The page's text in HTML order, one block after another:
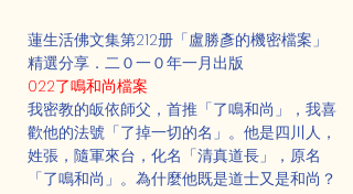
蓮生活佛文集第212册「盧勝彥的機密檔案」
精選分享．二０一０年一月出版
022了鳴和尚檔案
我密教的皈依師父，首推「了鳴和尚」，我喜
歡他的法號「了掉一切的名」。他是四川人，
姓張，隨軍來台，化名「清真道長」，原名
「了鳴和尚」。為什麼他既是道士又是和尚？